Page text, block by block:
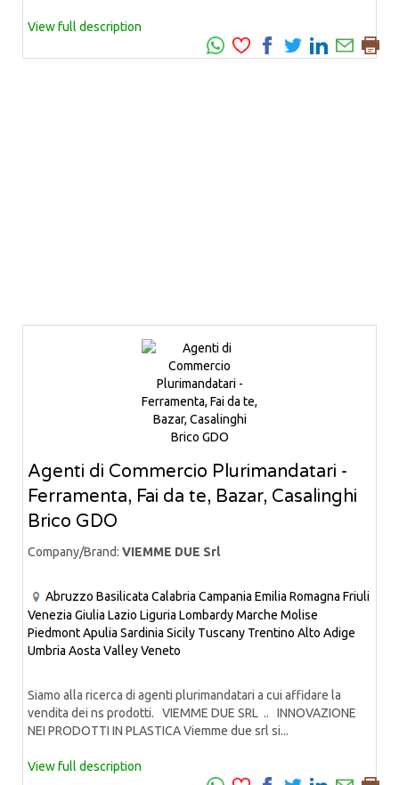
View full description
Agenti di Commercio Plurimandatari -
Ferramenta, Fai da te, Bazar, Casalinghi
Brico GDO
Company/Brand: VIEMME DUE Srl
Abruzzo Basilicata Calabria Campania Emilia Romagna Friuli
Venezia Giulia Lazio Liguria LombardyMarche Molise
PiedmontApulia Sardinia Sicily Tuscany Trentino Alto Adige
Umbria Aosta ValleyVeneto
Siamo alla ricerca di agenti plurimandatari a cui affidare la
vendita dei ns prodotti. VIEMME DUE SRL .. INNOVAZIONE
NEI PRODOTTI IN PLASTICA Viemme due srl si...
View full description